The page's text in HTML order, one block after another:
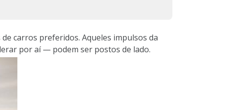
carros preferidos. Aqueles impulsos da
por aí — podem ser postos de lado.